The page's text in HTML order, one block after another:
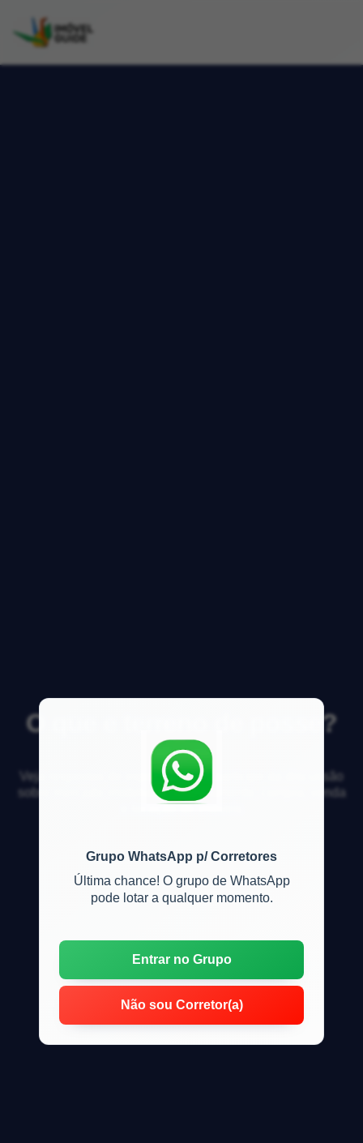
Grupo WhatsApp p/ Corretores
Última chance! O grupo de WhatsApp
pode lotar a qualquer momento.
Entrar no Grupo
Não sou Corretor(a)
O que e terreno de posse?
Veja respostas de especialistas e participe da discussão
sobre mercado imobiliário, financiamento, compra, venda
e locação de imóveis